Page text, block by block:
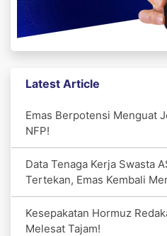
Latest Article
Emas Berpotensi Menguat
NFP!
Data Tenaga Kerja Swasta
Tertekan, Emas Kembali
Kesepakatan Hormuz
Melesat Tajam!